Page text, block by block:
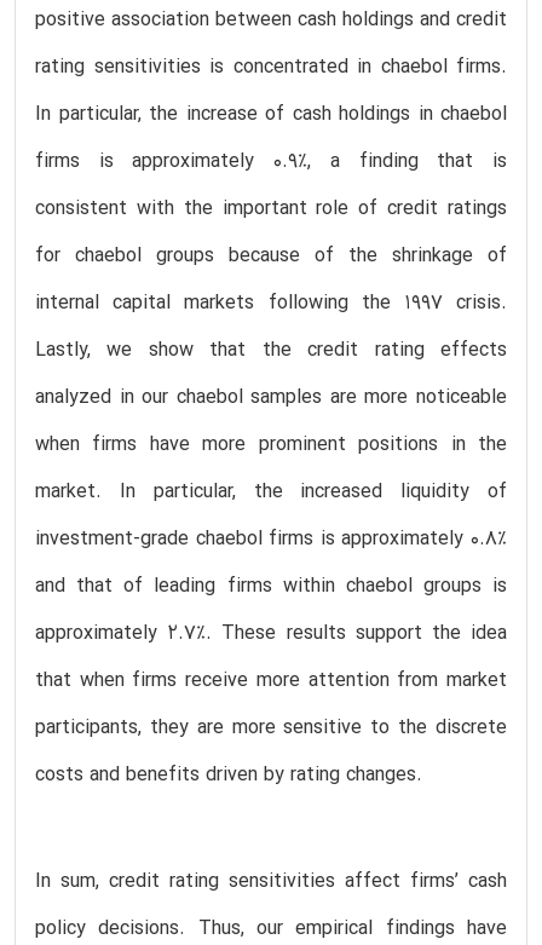
positive association between cash holdings and credit
rating sensitivities is concentrated in chaebol firms.
In particular, the increase of cash holdings in chaebol
firms is approximately 0.9%, a finding that is
consistent with the important role of credit ratings
for chaebol groups because of the shrinkage of
internal capital markets following the 1997 crisis.
Lastly, we show that the credit rating effects
analyzed in our chaebol samples are more noticeable
when firms have more prominent positions in the
market. In particular, the increased liquidity of
investment-grade chaebol firms is approximately 0.8%
and that of leading firms within chaebol groups is
approximately 2.7%. These results support the idea
that when firms receive more attention from market
participants, they are more sensitive to the discrete
costs and benefits driven by rating changes.
In sum, credit rating sensitivities affect firms’ cash
policy decisions. Thus, our empirical findings have